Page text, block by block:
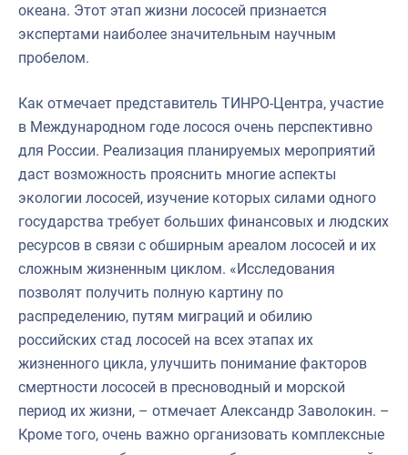
океана. Этот этап жизни лососей признается
экспертами наиболее значительным научным
пробелом.
Как отмечает представитель ТИНРО-Центра, участие
в Международном годе лосося очень перспективно
для России. Реализация планируемых мероприятий
даст возможность прояснить многие аспекты
экологии лососей, изучение которых силами одного
государства требует больших финансовых и людских
ресурсов в связи с обширным ареалом лососей и их
сложным жизненным циклом. «Исследования
позволят получить полную картину по
распределению, путям миграций и обилию
российских стад лососей на всех этапах их
жизненного цикла, улучшить понимание факторов
смертности лососей в пресноводный и морской
период их жизни, – отмечает Александр Заволокин. –
Кроме того, очень важно организовать комплексные